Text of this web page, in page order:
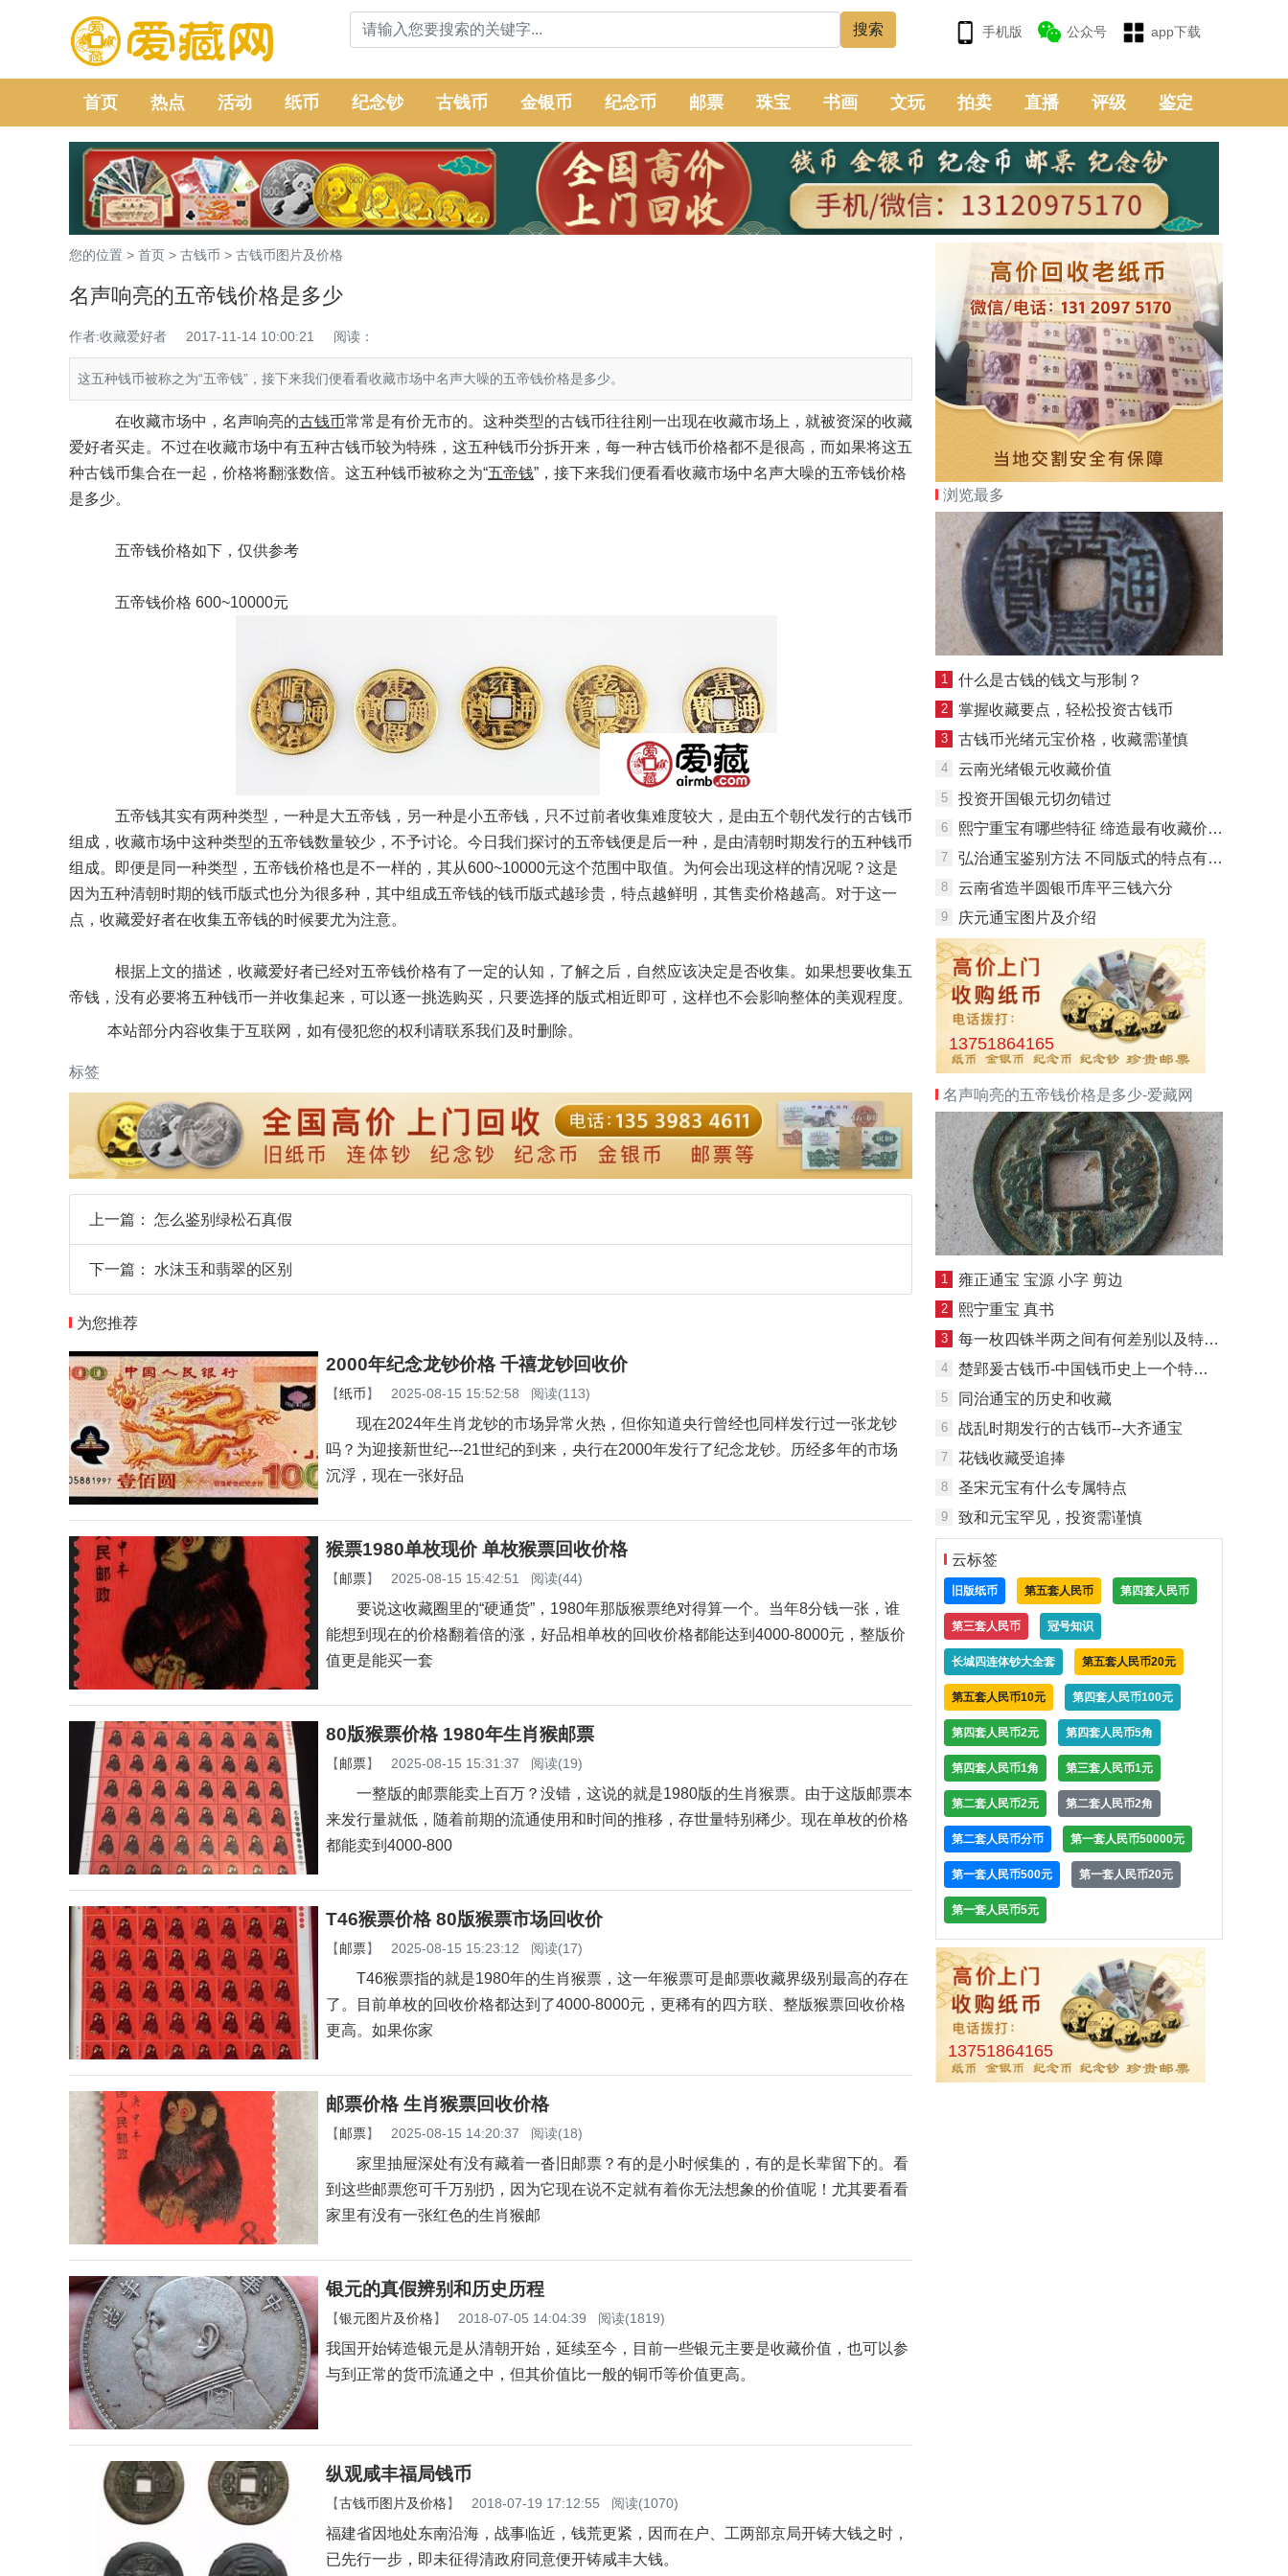
手机版 公众号 app下载
首页 热点 活动 纸币 纪念钞 古钱币 金银币 纪念币 邮票 珠宝 书画 文玩 拍卖 直播 评级 鉴定
您的位置 > 首页 > 古钱币 > 古钱币图片及价格
名声响亮的五帝钱价格是多少
作者:收藏爱好者 2017-11-14 10:00:21 阅读：
这五种钱币被称之为“五帝钱”，接下来我们便看看收藏市场中名声大噪的五帝钱价格是多少。
在收藏市场中，名声响亮的古钱币常常是有价无市的。这种类型的古钱币往往刚一出现在收藏市场上，就被资深的收藏
爱好者买走。不过在收藏市场中有五种古钱币较为特殊，这五种钱币分拆开来，每一种古钱币价格都不是很高，而如果将这五
种古钱币集合在一起，价格将翻涨数倍。这五种钱币被称之为“五帝钱”，接下来我们便看看收藏市场中名声大噪的五帝钱价格
是多少。
五帝钱价格如下，仅供参考
五帝钱价格 600~10000元
五帝钱其实有两种类型，一种是大五帝钱，另一种是小五帝钱，只不过前者收集难度较大，是由五个朝代发行的古钱币
组成，收藏市场中这种类型的五帝钱数量较少，不予讨论。今日我们探讨的五帝钱便是后一种，是由清朝时期发行的五种钱币
组成。即便是同一种类型，五帝钱价格也是不一样的，其从600~10000元这个范围中取值。为何会出现这样的情况呢？这是
因为五种清朝时期的钱币版式也分为很多种，其中组成五帝钱的钱币版式越珍贵，特点越鲜明，其售卖价格越高。对于这一
点，收藏爱好者在收集五帝钱的时候要尤为注意。
根据上文的描述，收藏爱好者已经对五帝钱价格有了一定的认知，了解之后，自然应该决定是否收集。如果想要收集五
帝钱，没有必要将五种钱币一并收集起来，可以逐一挑选购买，只要选择的版式相近即可，这样也不会影响整体的美观程度。
本站部分内容收集于互联网，如有侵犯您的权利请联系我们及时删除。
标签
上一篇： 怎么鉴别绿松石真假
下一篇： 水沫玉和翡翠的区别
为您推荐
2000年纪念龙钞价格 千禧龙钞回收价
【纸币】 2025-08-15 15:52:58 阅读(113)
现在2024年生肖龙钞的市场异常火热，但你知道央行曾经也同样发行过一张龙钞
吗？为迎接新世纪---21世纪的到来，央行在2000年发行了纪念龙钞。历经多年的市场
沉浮，现在一张好品
猴票1980单枚现价 单枚猴票回收价格
【邮票】 2025-08-15 15:42:51 阅读(44)
要说这收藏圈里的“硬通货”，1980年那版猴票绝对得算一个。当年8分钱一张，谁
能想到现在的价格翻着倍的涨，好品相单枚的回收价格都能达到4000-8000元，整版价
值更是能买一套
80版猴票价格 1980年生肖猴邮票
【邮票】 2025-08-15 15:31:37 阅读(19)
一整版的邮票能卖上百万？没错，这说的就是1980版的生肖猴票。由于这版邮票本
来发行量就低，随着前期的流通使用和时间的推移，存世量特别稀少。现在单枚的价格
都能卖到4000-800
T46猴票价格 80版猴票市场回收价
【邮票】 2025-08-15 15:23:12 阅读(17)
T46猴票指的就是1980年的生肖猴票，这一年猴票可是邮票收藏界级别最高的存在
了。目前单枚的回收价格都达到了4000-8000元，更稀有的四方联、整版猴票回收价格
更高。如果你家
邮票价格 生肖猴票回收价格
【邮票】 2025-08-15 14:20:37 阅读(18)
家里抽屉深处有没有藏着一沓旧邮票？有的是小时候集的，有的是长辈留下的。看
到这些邮票您可千万别扔，因为它现在说不定就有着你无法想象的价值呢！尤其要看看
家里有没有一张红色的生肖猴邮
银元的真假辨别和历史历程
【银元图片及价格】 2018-07-05 14:04:39 阅读(1819)
我国开始铸造银元是从清朝开始，延续至今，目前一些银元主要是收藏价值，也可以参
与到正常的货币流通之中，但其价值比一般的铜币等价值更高。
纵观咸丰福局钱币
【古钱币图片及价格】 2018-07-19 17:12:55 阅读(1070)
福建省因地处东南沿海，战事临近，钱荒更紧，因而在户、工两部京局开铸大钱之时，
已先行一步，即未征得清政府同意便开铸咸丰大钱。
浏览最多
1 什么是古钱的钱文与形制？
2 掌握收藏要点，轻松投资古钱币
3 古钱币光绪元宝价格，收藏需谨慎
4 云南光绪银元收藏价值
5 投资开国银元切勿错过
6 熙宁重宝有哪些特征 缔造最有收藏价值的资讯
7 弘治通宝鉴别方法 不同版式的特点有什么不同
8 云南省造半圆银币库平三钱六分
9 庆元通宝图片及介绍
13751864165
名声响亮的五帝钱价格是多少-爱藏网
1 雍正通宝 宝源 小字 剪边
2 熙宁重宝 真书
3 每一枚四铢半两之间有何差别以及特点是什么
4 楚郢爰古钱币-中国钱币史上一个特殊的存在
5 同治通宝的历史和收藏
6 战乱时期发行的古钱币--大齐通宝
7 花钱收藏受追捧
8 圣宋元宝有什么专属特点
9 致和元宝罕见，投资需谨慎
云标签
旧版纸币 第五套人民币 第四套人民币
第三套人民币 冠号知识
长城四连体钞大全套 第五套人民币20元
第五套人民币10元 第四套人民币100元
第四套人民币2元 第四套人民币5角
第四套人民币1角 第三套人民币1元
第二套人民币2元 第二套人民币2角
第二套人民币分币 第一套人民币50000元
第一套人民币500元 第一套人民币20元
第一套人民币5元
13751864165